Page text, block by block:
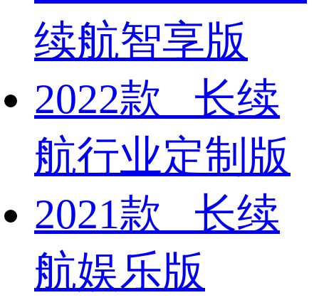
续航智享版
2022款 长续
航行业定制版
2021款 长续
航娱乐版